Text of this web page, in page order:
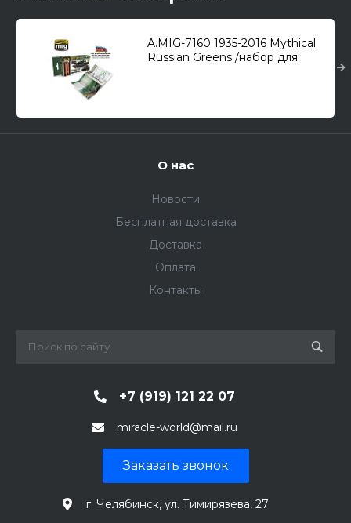
A.MIG-7160 1935-2016 Mythical
Russian Greens /набор для
О нас
Новости
Бесплатная доставка
Доставка
Оплата
Контакты
+7 (919) 121 22 07
miracle-world@mail.ru
Заказать звонок
г. Челябинск, ул. Тимирязева, 27